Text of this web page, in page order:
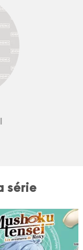
série